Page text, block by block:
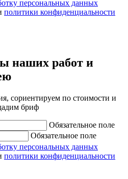
персональных данных
политики конфиденциальности
наших работ и
сориентируем по стоимости и
бриф
Обязательное поле
Обязательное поле
персональных данных
политики конфиденциальности